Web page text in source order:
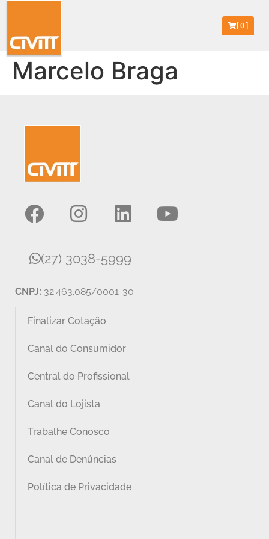
[0]
Marcelo Braga
(27) 3038-5999
CNPJ: 32.463.085/0001-30
Finalizar Cotação
Canal do Consumidor
Central do Profissional
Canal do Lojista
Trabalhe Conosco
Canal de Denúncias
Política de Privacidade